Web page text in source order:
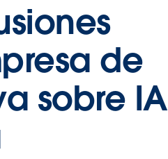
de
sobre IA